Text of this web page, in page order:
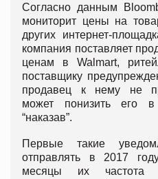
Согласно данным
мониторит цены на
других интернет-
компания поставляет
ценам в Walmart,
поставщику
продавец к нему не
может понизить его в
“наказав”.
Первые такие
отправлять в 2017
месяцы их частота